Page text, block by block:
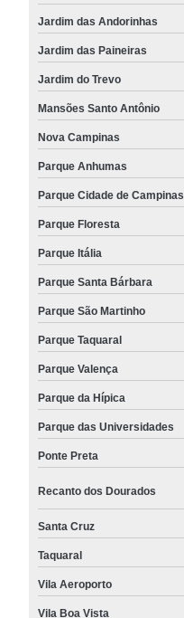
Jardim das Andorinhas
Jardim das Paineiras
Jardim do Trevo
Mansões Santo Antônio
Nova Campinas
Parque Anhumas
Parque Cidade de Campinas
Parque Floresta
Parque Itália
Parque Santa Bárbara
Parque São Martinho
Parque Taquaral
Parque Valença
Parque da Hípica
Parque das Universidades
Ponte Preta
Recanto dos Dourados
Santa Cruz
Taquaral
Vila Aeroporto
Vila Boa Vista